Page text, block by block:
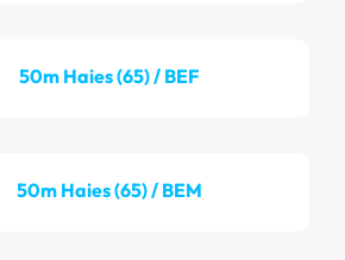
50m Haies (65) / BEF
50m Haies (65) / BEM